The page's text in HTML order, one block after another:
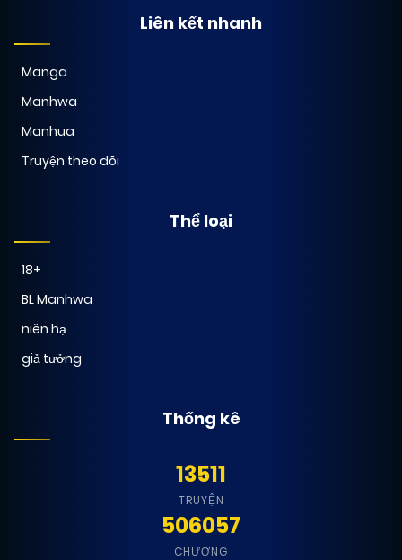
Liên kết nhanh
Manga
Manhwa
Manhua
Truyện theo dõi
Thể loại
18+
BL Manhwa
niên hạ
giả tưởng
Thống kê
13511
TRUYỆN
506057
CHƯƠNG